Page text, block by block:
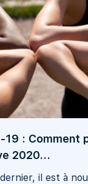
: Comment
2020...
il est à